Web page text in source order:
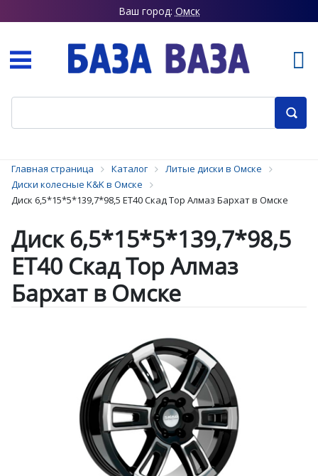
Ваш город: Омск
Главная страница Каталог
Литые диски в Омске
Диски колесные K&K в Омске
Диск 6,5*15*5*139,7*98,5 ET40 Скад Тор Алмаз Бархат в Омске
Диск 6,5*15*5*139,7*98,5
ET40 Скад Тор Алмаз
Бархат в Омске